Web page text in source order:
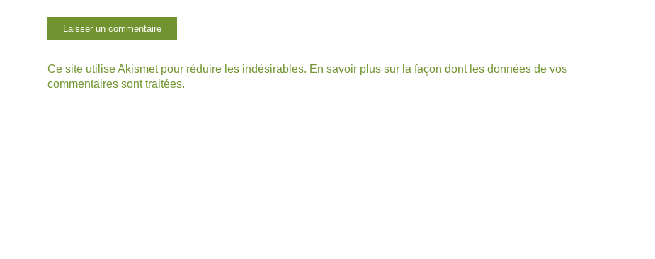
Ce site utilise Akismet pour réduire les indésirables. En savoir plus sur la façon dont les données de vos
commentaires sont traitées.